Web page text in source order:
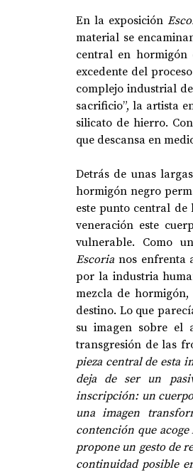
En la exposición
material se
central en hormigón
excedente del
complejo industrial
sacrificio”, la artista
silicato de hierro.
que descansa en
Detrás de unas
hormigón negro
este punto central
veneración este
Escoria nos enfrenta
por la industria
mezcla de
destino. Lo que
su imagen sobre el
transgresión de las
pieza central de esta
deja de ser un
inscripción: un
una imagen
contención que
propone un gesto de
continuidad posible